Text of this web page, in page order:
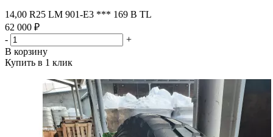
14,00 R25 LM 901-Е3 *** 169 В ТL
62 000 ₽
-
+
В корзину
Купить в 1 клик